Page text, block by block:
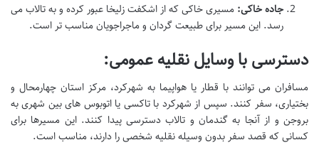
جاده خاکی: مسیری خاکی که از اشکفت زلیخا عبور کرده و به تالاب می
رسد. این مسیر برای طبیعت گردان و ماجراجویان مناسب تر است.
دسترسی با وسایل نقلیه عمومی:
مسافران می توانند با قطار یا هواپیما به شهرکرد، مرکز استان چهارمحال و
بختیاری، سفر کنند. سپس از شهرکرد با تاکسی یا اتوبوس های بین شهری به
بروجن و از آنجا به گندمان و تالاب دسترسی پیدا کنند. این مسیرها برای
کسانی که قصد سفر بدون وسیله نقلیه شخصی را دارند، مناسب است.